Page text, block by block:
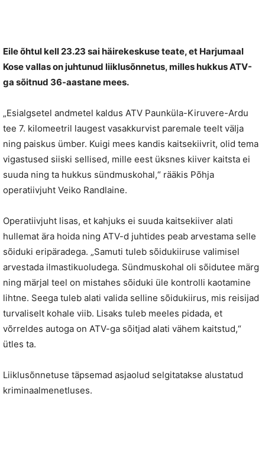
Eile õhtul kell 23.23 sai häirekeskuse teate, et Harjumaal
Kose vallas on juhtunud liiklusõnnetus, milles hukkus ATV-
ga sõitnud 36-aastane mees.
„Esialgsetel andmetel kaldus ATV Paunküla-Kiruvere-Ardu
tee 7. kilomeetril laugest vasakkurvist paremale teelt välja
ning paiskus ümber. Kuigi mees kandis kaitsekiivrit, olid tema
vigastused siiski sellised, mille eest üksnes kiiver kaitsta ei
suuda ning ta hukkus sündmuskohal,“ rääkis Põhja
operatiivjuht Veiko Randlaine.
Operatiivjuht lisas, et kahjuks ei suuda kaitsekiiver alati
hullemat ära hoida ning ATV-d juhtides peab arvestama selle
sõiduki eripäradega. „Samuti tuleb sõidukiiruse valimisel
arvestada ilmastikuoludega. Sündmuskohal oli sõidutee märg
ning märjal teel on mistahes sõiduki üle kontrolli kaotamine
lihtne. Seega tuleb alati valida selline sõidukiirus, mis reisijad
turvaliselt kohale viib. Lisaks tuleb meeles pidada, et
võrreldes autoga on ATV-ga sõitjad alati vähem kaitstud,“
ütles ta.
Liiklusõnnetuse täpsemad asjaolud selgitatakse alustatud
kriminaalmenetluses.